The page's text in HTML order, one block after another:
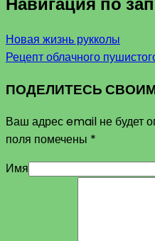
Новая жизнь рукколы
Рецепт облачного
ПОДЕЛИТЕСЬ
Ваш адрес email не будет
поля помечены *
Имя